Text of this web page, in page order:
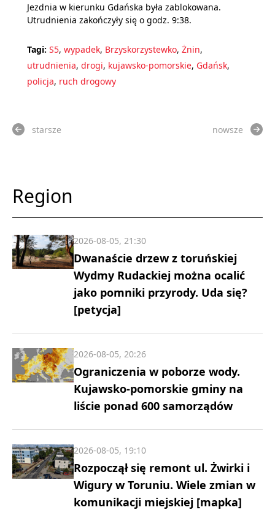
Jezdnia w kierunku Gdańska była zablokowana.
Utrudnienia zakończyły się o godz. 9:38.
Tagi: S5, wypadek, Brzyskorzystewko, Żnin,
utrudnienia, drogi, kujawsko-pomorskie, Gdańsk,
policja, ruch drogowy
starsze nowsze
Region
Dwanaście drzew z toruńskiej
Wydmy Rudackiej można ocalić
jako pomniki przyrody. Uda się?
[petycja]
2026-08-05, 21:30
Ograniczenia w poborze wody.
Kujawsko-pomorskie gminy na
liście ponad 600 samorządów
2026-08-05, 20:26
Rozpoczął się remont ul. Żwirki i
Wigury w Toruniu. Wiele zmian w
komunikacji miejskiej [mapka]
2026-08-05, 19:10